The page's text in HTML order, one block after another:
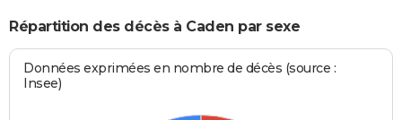
Répartition des décès à Caden par sexe
Données exprimées en nombre de décès (source :
Insee)